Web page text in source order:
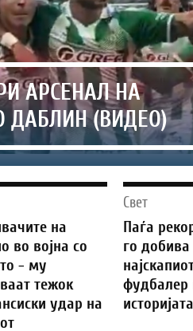
АРСЕНАЛ НА
ДАБЛИН (ВИДЕО)
на
во војна со
- му
тежок
удар на
Свет
Паѓа
го добива
фудбалер
историјата